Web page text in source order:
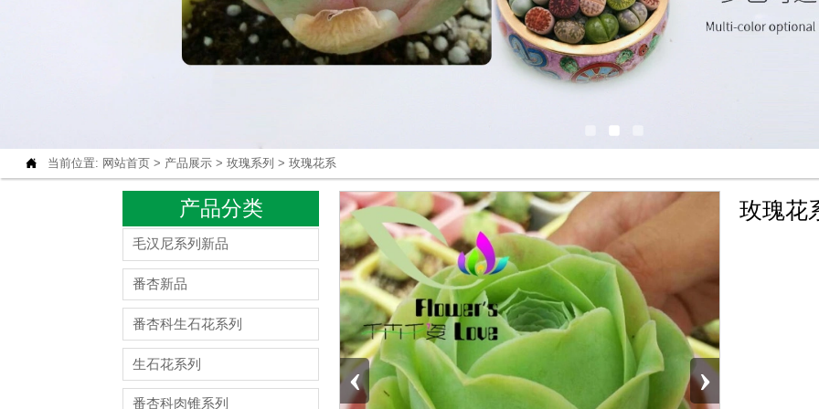
 当前位置: 网站首页> 产品展示> 玫瑰系列 > 玫瑰花系
产品分类
毛汉尼系列新品
番杏新品
番杏科生石花系列
生石花系列
番杏科肉锥系列
‹ ›
玫瑰花